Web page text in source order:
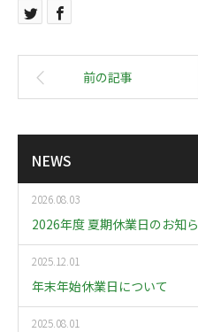
NEWS
2026.08.03
2026年度 夏期休業日のお知
2025.12.01
年末年始休業日について
2025.08.01